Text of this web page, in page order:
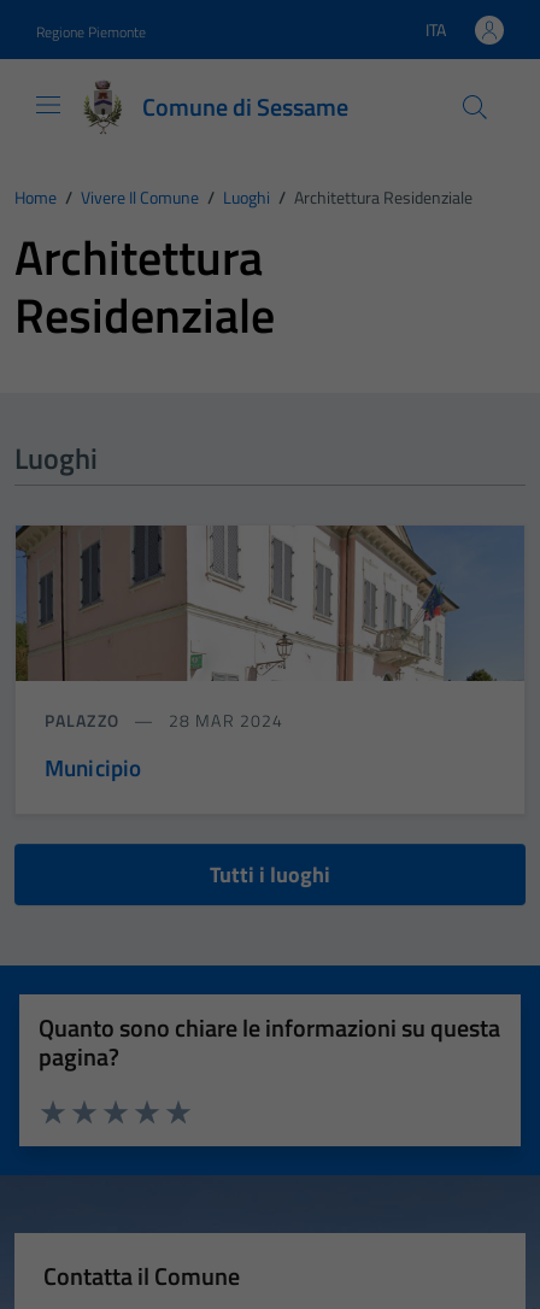
Regione Piemonte Lingua attiva:
ITA
Comune di Sessame
Home / Vivere Il Comune / Luoghi / Architettura Residenziale
Architettura
Residenziale
Luoghi
PALAZZO 28 MAR 2024
Municipio
Tutti i luoghi
Quanto sono chiare le informazioni su questa
pagina?
Valuta 5 stelle su 5
Valuta 4 stelle su 5
Valuta 3 stelle su 5
Valuta 2 stelle su 5
Valuta 1 stelle su 5
Contatta il Comune